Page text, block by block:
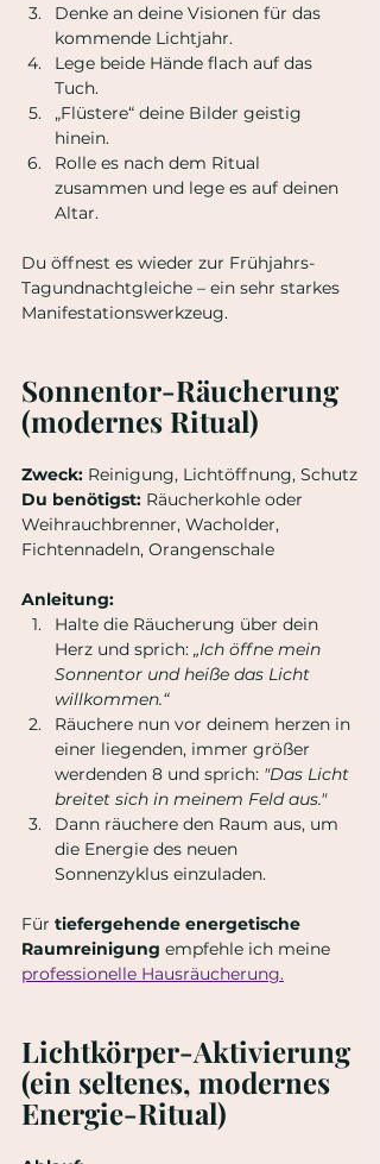
Denke an deine Visionen für das
kommende Lichtjahr.
Lege beide Hände flach auf das
Tuch.
„Flüstere“ deine Bilder geistig
hinein.
Rolle es nach dem Ritual
zusammen und lege es auf deinen
Altar.
Du öffnest es wieder zur Frühjahrs-
Tagundnachtgleiche – ein sehr starkes
Manifestationswerkzeug.
Sonnentor-Räucherung
(modernes Ritual)
Zweck: Reinigung, Lichtöffnung, Schutz
Du benötigst: Räucherkohle oder
Weihrauchbrenner, Wacholder,
Fichtennadeln, Orangenschale
Anleitung:
Halte die Räucherung über dein
Herz und sprich: „Ich öffne mein
Sonnentor und heiße das Licht
willkommen.“
Räuchere nun vor deinem herzen in
einer liegenden, immer größer
werdenden 8 und sprich: "Das Licht
breitet sich in meinem Feld aus."
Dann räuchere den Raum aus, um
die Energie des neuen
Sonnenzyklus einzuladen.
Für tiefergehende energetische
Raumreinigung empfehle ich meine
professionelle Hausräucherung.
Lichtkörper-Aktivierung
(ein seltenes, modernes
Energie-Ritual)